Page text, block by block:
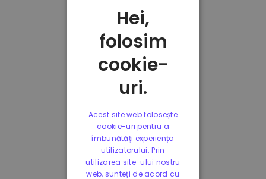
Hei,
folosim
cookie-
uri.
Acest site web folosește
cookie-uri pentru a
îmbunătăți experiența
utilizatorului. Prin
utilizarea site-ului nostru
web, sunteți de acord cu